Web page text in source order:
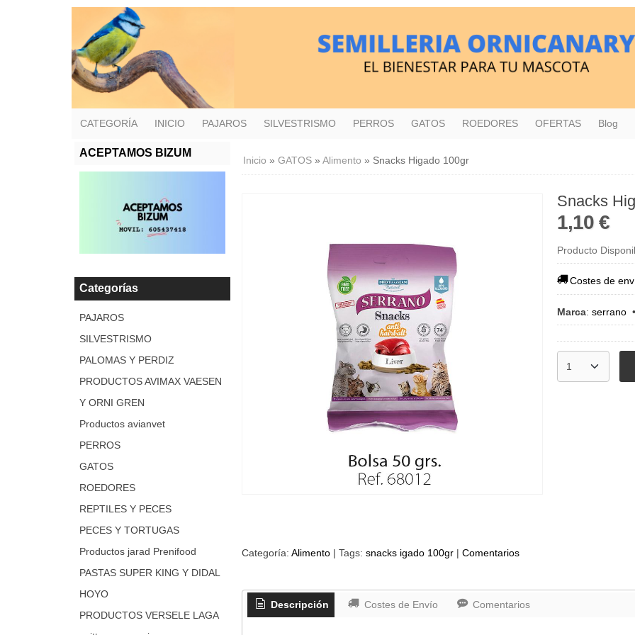
CATEGORÍA INICIO PAJAROS SILVESTRISMO PERROS GATOS ROEDORES OFERTAS Blog
ACEPTAMOS BIZUM
Categorías
PAJAROS
SILVESTRISMO
PALOMAS Y PERDIZ
PRODUCTOS AVIMAX VAESEN
Y ORNI GREN
Productos avianvet
PERROS
GATOS
ROEDORES
REPTILES Y PECES
PECES Y TORTUGAS
Productos jarad Prenifood
PASTAS SUPER KING Y DIDAL
HOYO
PRODUCTOS VERSELE LAGA
Inicio » GATOS» Alimento » Snacks Higado 100gr
Snacks
1,10 €
Producto
Costes de
Marca: serrano•
Categoría: Alimento| Tags: snacks igado 100gr | Comentarios
Descripción Costes de Envío Comentarios